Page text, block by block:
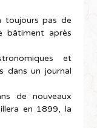
toujours pas de
bâtiment après
et
dans un journal
de nouveaux
en 1899, la